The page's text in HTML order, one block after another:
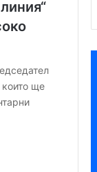
които ще